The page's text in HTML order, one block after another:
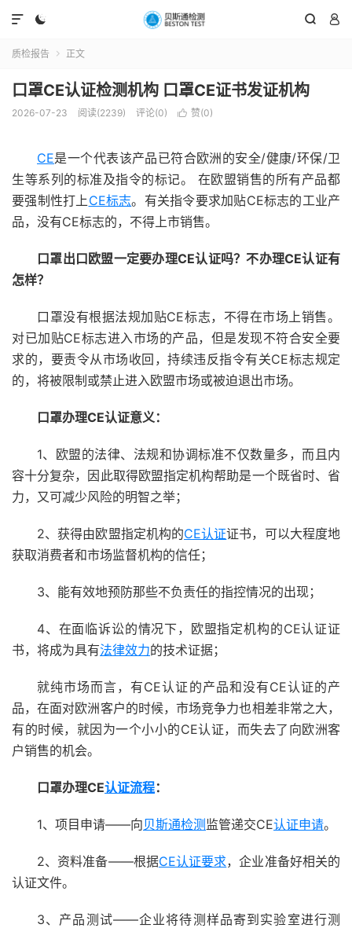
  

质检报告  正文
口罩CE认证检测机构 口罩CE证书发证机构
2026-07-23 阅读(2239) 评论(0)  赞(0)
CE是一个代表该产品已符合欧洲的安全/健康/环保/卫
生等系列的标准及指令的标记。 在欧盟销售的所有产品都
要强制性打上CE标志。有关指令要求加贴CE标志的工业产
品，没有CE标志的，不得上市销售。
口罩出口欧盟一定要办理CE认证吗？不办理CE认证有
怎样？
口罩没有根据法规加贴CE标志，不得在市场上销售。
对已加贴CE标志进入市场的产品，但是发现不符合安全要
求的，要责令从市场收回，持续违反指令有关CE标志规定
的，将被限制或禁止进入欧盟市场或被迫退出市场。
口罩办理CE认证意义：
1、欧盟的法律、法规和协调标准不仅数量多，而且内
容十分复杂，因此取得欧盟指定机构帮助是一个既省时、省
力，又可减少风险的明智之举；
2、获得由欧盟指定机构的CE认证证书，可以大程度地
获取消费者和市场监督机构的信任；
3、能有效地预防那些不负责任的指控情况的出现；
4、在面临诉讼的情况下，欧盟指定机构的CE认证证
书，将成为具有法律效力的技术证据；
就纯市场而言，有CE认证的产品和没有CE认证的产
品，在面对欧洲客户的时候，市场竞争力也相差非常之大，
有的时候，就因为一个小小的CE认证，而失去了向欧洲客
户销售的机会。
口罩办理CE认证流程：
1、项目申请——向贝斯通检测 监管递交CE认证申请。
2、资料准备——根据CE认证要求，企业准备好相关的
认证文件。
3、产品测试——企业将待测样品寄到实验室进行测